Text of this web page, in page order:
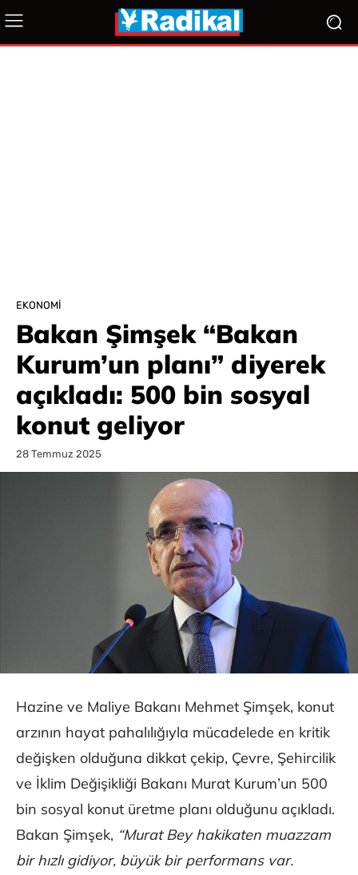
EKONOMI
Bakan Şimşek “Bakan
Kurum’un planı” diyerek
açıkladı: 500 bin sosyal
konut geliyor
28 Temmuz 2025
Hazine ve Maliye Bakanı Mehmet Şimşek, konut
arzının hayat pahalılığıyla mücadelede en kritik
değişken olduğuna dikkat çekip, Çevre, Şehircilik
ve İklim Değişikliği Bakanı Murat Kurum’un 500
bin sosyal konut üretme planı olduğunu açıkladı.
Bakan Şimşek, “Murat Bey hakikaten muazzam
bir hızlı gidiyor, büyük bir performans var.